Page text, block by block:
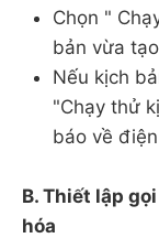
Chọn "
bản vừa
Nếu kịch
"Chạy thử
báo về
B. Thiết lập
hóa